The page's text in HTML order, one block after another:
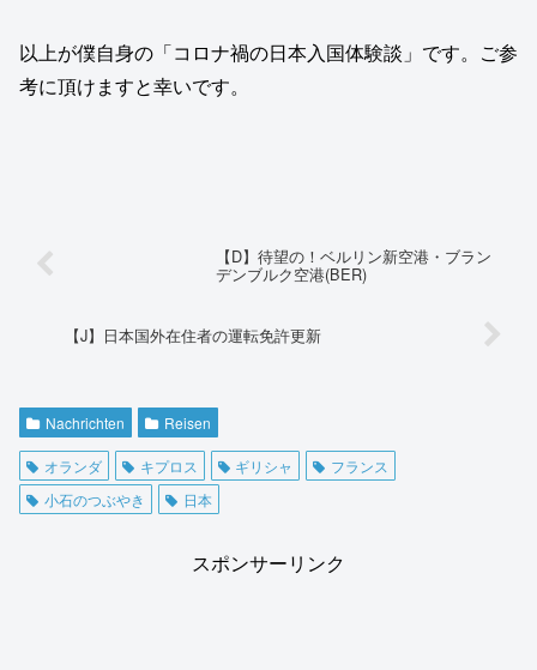
以上が僕自身の「コロナ禍の日本入国体験談」です。ご参
考に頂けますと幸いです。
【D】待望の！ベルリン新空港・ブラン
デンブルク空港(BER)
【J】日本国外在住者の運転免許更新
Nachrichten Reisen
オランダ キプロス ギリシャ
フランス
小石のつぶやき
日本
スポンサーリンク